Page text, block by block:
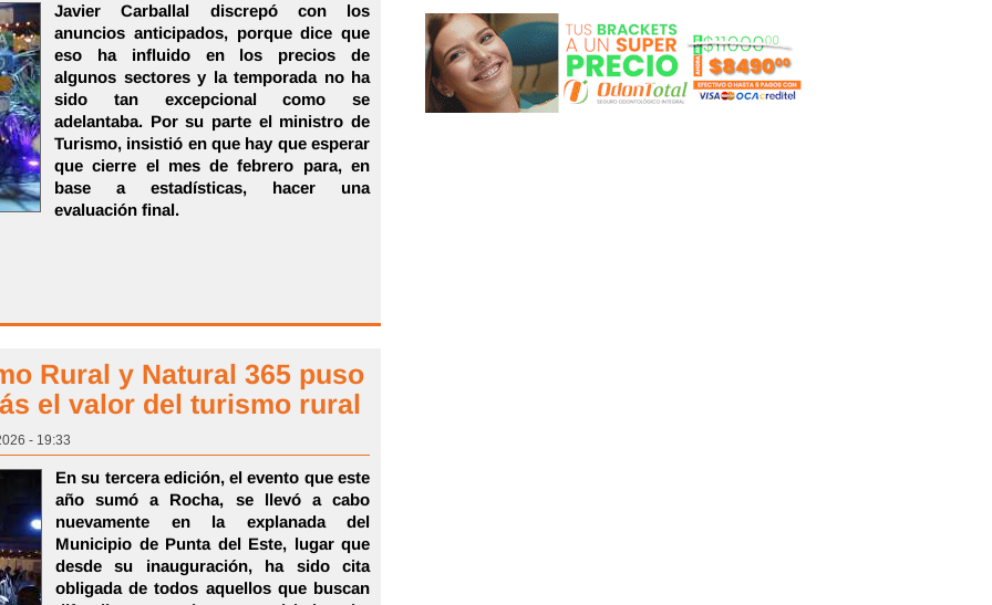
Javier Carballal discrepó con los
anuncios anticipados, porque dice que
eso ha influido en los precios de
algunos sectores y la temporada no ha
sido tan excepcional como se
adelantaba. Por su parte el ministro de
Turismo, insistió en que hay que esperar
que cierre el mes de febrero para, en
base a estadísticas, hacer una
evaluación final.
Rural y Natural 365 puso
el valor del turismo rural
- 19:33
En su tercera edición, el evento que este
año sumó a Rocha, se llevó a cabo
nuevamente en la explanada del
Municipio de Punta del Este, lugar que
desde su inauguración, ha sido cita
obligada de todos aquellos que buscan